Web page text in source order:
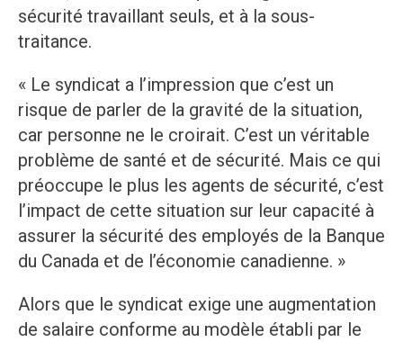
sécurité travaillant seuls, et à la sous-
traitance.
« Le syndicat a l’impression que c’est un
risque de parler de la gravité de la situation,
car personne ne le croirait. C’est un véritable
problème de santé et de sécurité. Mais ce qui
préoccupe le plus les agents de sécurité, c’est
l’impact de cette situation sur leur capacité à
assurer la sécurité des employés de la Banque
du Canada et de l’économie canadienne. »
Alors que le syndicat exige une augmentation
de salaire conforme au modèle établi par le